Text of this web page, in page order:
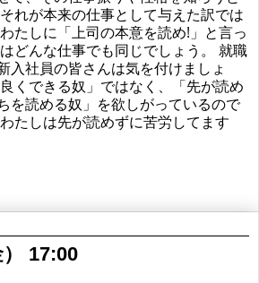
れが本来の仕事として与えた訳では
たしに「上司の本意を読め!」と言っ
どんな仕事でも同じでしょう。 就職
入社員の皆さんは気を付けましょ
くできる奴」ではなく、「先が読め
を読める奴」を欲しがっているので
たしは先が読めずに苦労してます
17:00